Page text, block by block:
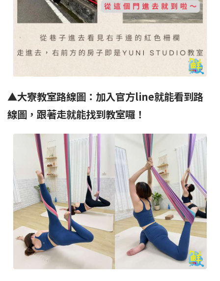
▲大寮教室路線圖：加入官方line就能看到路
線圖，跟著走就能找到教室囉！